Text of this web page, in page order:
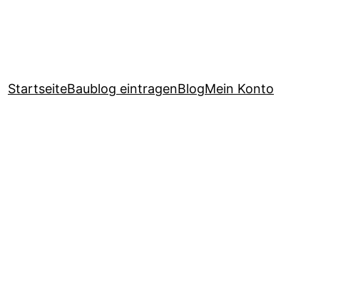
StartseiteBaublog eintragenBlogMein Konto